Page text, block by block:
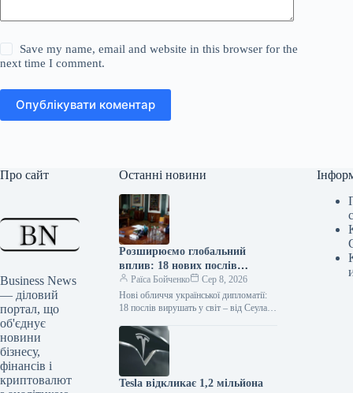
Save my name, email and website in this browser for the
next time I comment.
Опублікувати коментар
Про сайт
Business News
— діловий
портал, що
об'єднує
новини
бізнесу,
фінансів і
криптовалют
Останні новини
Розширюємо глобальний
вплив: 18 нових послів
України призначені до країн
Азії та Африки
Раїса Бойченко
Сер 8, 2026
Нові обличчя української дипломатії:
18 послів вирушать у світ – від Сеула
Зеленський Підпишіться на…
Tesla відкликає 1,2 мільйона